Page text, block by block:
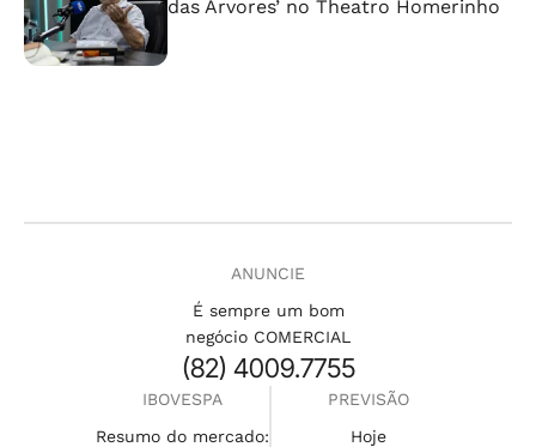
das Árvores’ no Theatro Homerinho
ANUNCIE
É sempre um bom
negócio COMERCIAL
(82) 4009.7755
IBOVESPA
Resumo do mercado:
PREVISÃO
Hoje